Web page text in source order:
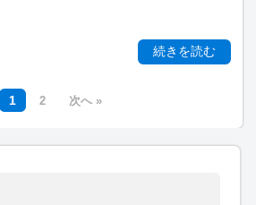
続きを読む
1 2 次へ »